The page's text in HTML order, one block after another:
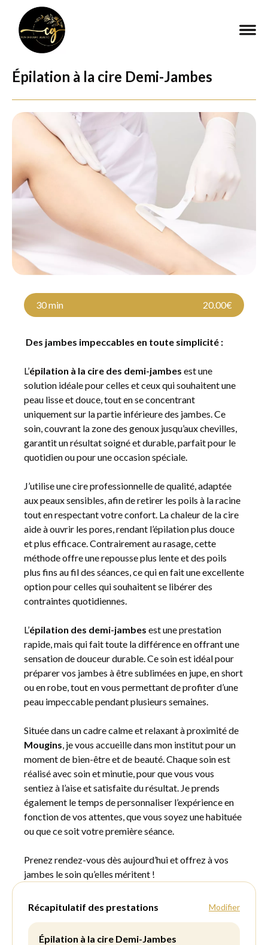
Épilation à la cire Demi-Jambes
30 min 20.00€
Des jambes impeccables en toute simplicité :
L’épilation à la cire des demi-jambes est une
solution idéale pour celles et ceux qui souhaitent une
peau lisse et douce, tout en se concentrant
uniquement sur la partie inférieure des jambes. Ce
soin, couvrant la zone des genoux jusqu’aux chevilles,
garantit un résultat soigné et durable, parfait pour le
quotidien ou pour une occasion spéciale.
J’utilise une cire professionnelle de qualité, adaptée
aux peaux sensibles, afin de retirer les poils à la racine
tout en respectant votre confort. La chaleur de la cire
aide à ouvrir les pores, rendant l’épilation plus douce
et plus efficace. Contrairement au rasage, cette
méthode offre une repousse plus lente et des poils
plus fins au fil des séances, ce qui en fait une excellente
option pour celles qui souhaitent se libérer des
contraintes quotidiennes.
L’épilation des demi-jambes est une prestation
rapide, mais qui fait toute la différence en offrant une
sensation de douceur durable. Ce soin est idéal pour
préparer vos jambes à être sublimées en jupe, en short
ou en robe, tout en vous permettant de profiter d’une
peau impeccable pendant plusieurs semaines.
Située dans un cadre calme et relaxant à proximité de
Mougins, je vous accueille dans mon institut pour un
moment de bien-être et de beauté. Chaque soin est
réalisé avec soin et minutie, pour que vous vous
sentiez à l’aise et satisfaite du résultat. Je prends
également le temps de personnaliser l’expérience en
fonction de vos attentes, que vous soyez une habituée
ou que ce soit votre première séance.
Prenez rendez-vous dès aujourd’hui et offrez à vos
jambes le soin qu’elles méritent !